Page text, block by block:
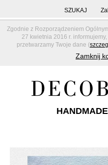
Zgodnie z Rozporządzeniem
27 kwietnia 2016 r.
przetwarzamy Twoje dane (
Zamknij
SZUKAJ
HANDMADE